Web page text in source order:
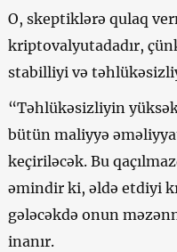
O, skeptiklərə qulaq
kriptovalyutadadır,
stabilliyi və
“Təhlükəsizliyin
bütün maliyyə
keçiriləcək. Bu
əmindir ki, əldə etdiyi
gələcəkdə onun
inanır.